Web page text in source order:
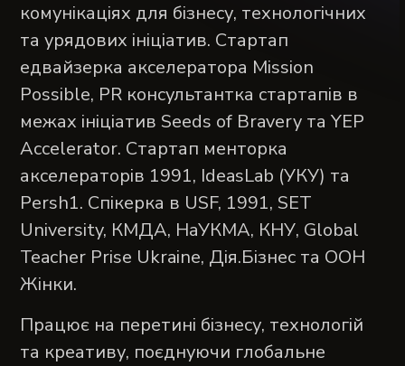
комунікаціях для бізнесу, технологічних
та урядових ініціатив. Стартап
едвайзерка акселератора Mission
Possible, PR консультантка стартапів в
межах ініціатив Seeds of Bravery та YEP
Accelerator. Стартап менторка
акселераторів 1991, IdeasLab (УКУ) та
Persh1. Спікерка в USF, 1991, SET
University, КМДА, НаУКМА, КНУ, Global
Teacher Prise Ukraine, Дія.Бізнес та ООН
Жінки.
Працює на перетині бізнесу, технологій
та креативу, поєднуючи глобальне